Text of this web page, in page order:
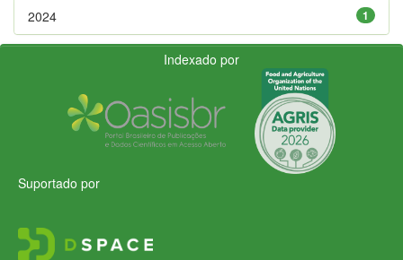
1
2024
Indexado por
Suportado por